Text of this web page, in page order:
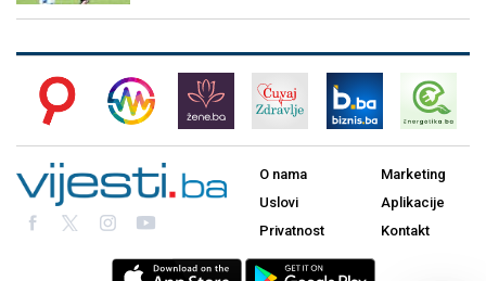
O nama
Uslovi
Privatnost
Marketing
Aplikacije
Kontakt